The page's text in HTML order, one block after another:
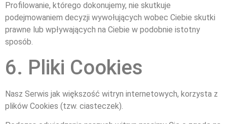
Profilowanie, którego dokonujemy, nie skutkuje
podejmowaniem decyzji wywołujących wobec Ciebie skutki
prawne lub wpływających na Ciebie w podobnie istotny
sposób.
6. Pliki Cookies
Nasz Serwis jak większość witryn internetowych, korzysta z
plików Cookies (tzw. ciasteczek).